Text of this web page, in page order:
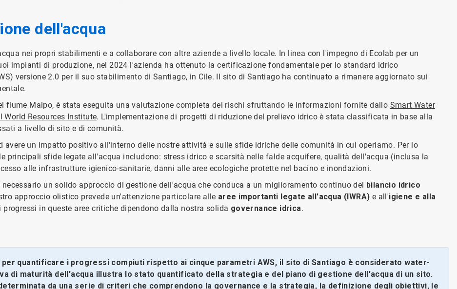
dell'acqua
nei propri stabilimenti e a collaborare con altre aziende a livello locale. In linea con l'impegno di Ecolab per un
impianti di produzione, nel 2024 l'azienda ha ottenuto la certificazione fondamentale per lo standard idrico
versione 2.0 per il suo stabilimento di Santiago, in Cile. Il sito di Santiago ha continuato a rimanere aggiornato sui
fiume Maipo, è stata eseguita una valutazione completa dei rischi sfruttando le informazioni fornite dallo Smart Water
Resources Institute. L'implementazione di progetti di riduzione del prelievo idrico è stata classificata in base alla
a livello di sito e di comunità.
avere un impatto positivo all'interno delle nostre attività e sulle sfide idriche delle comunità in cui operiamo. Per lo
principali sfide legate all'acqua includono: stress idrico e scarsità nelle falde acquifere, qualità dell'acqua (inclusa la
alle infrastrutture igienico-sanitarie, danni alle aree ecologiche protette nel bacino e inondazioni.
un solido approccio di gestione dell'acqua che conduca a un miglioramento continuo del
bilancio idrico
approccio olistico prevede un'attenzione particolare alle aree importanti legate all'acqua (IWRA) e all'igiene e alla
in queste aree critiche dipendono dalla nostra solida governance idrica.
quantificare i progressi compiuti rispetto ai cinque parametri AWS, il sito di Santiago è considerato water-
di maturità dell'acqua illustra lo stato quantificato della strategia e del piano di gestione dell'acqua di un sito.
da una serie di criteri che comprendono la governance e la strategia, la definizione degli obiettivi, le